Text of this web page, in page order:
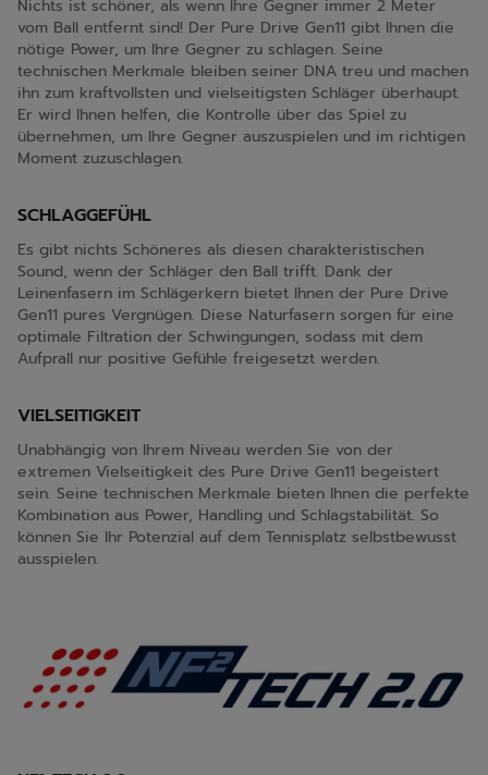
Nichts ist schöner, als wenn Ihre Gegner immer 2 Meter
vom Ball entfernt sind! Der Pure Drive Gen11 gibt Ihnen die
nötige Power, um Ihre Gegner zu schlagen. Seine
technischen Merkmale bleiben seiner DNA treu und machen
ihn zum kraftvollsten und vielseitigsten Schläger überhaupt.
Er wird Ihnen helfen, die Kontrolle über das Spiel zu
übernehmen, um Ihre Gegner auszuspielen und im richtigen
Moment zuzuschlagen.
SCHLAGGEFÜHL
Es gibt nichts Schöneres als diesen charakteristischen
Sound, wenn der Schläger den Ball trifft. Dank der
Leinenfasern im Schlägerkern bietet Ihnen der Pure Drive
Gen11 pures Vergnügen. Diese Naturfasern sorgen für eine
optimale Filtration der Schwingungen, sodass mit dem
Aufprall nur positive Gefühle freigesetzt werden.
VIELSEITIGKEIT
Unabhängig von Ihrem Niveau werden Sie von der
extremen Vielseitigkeit des Pure Drive Gen11 begeistert
sein. Seine technischen Merkmale bieten Ihnen die perfekte
Kombination aus Power, Handling und Schlagstabilität. So
können Sie Ihr Potenzial auf dem Tennisplatz selbstbewusst
ausspielen.